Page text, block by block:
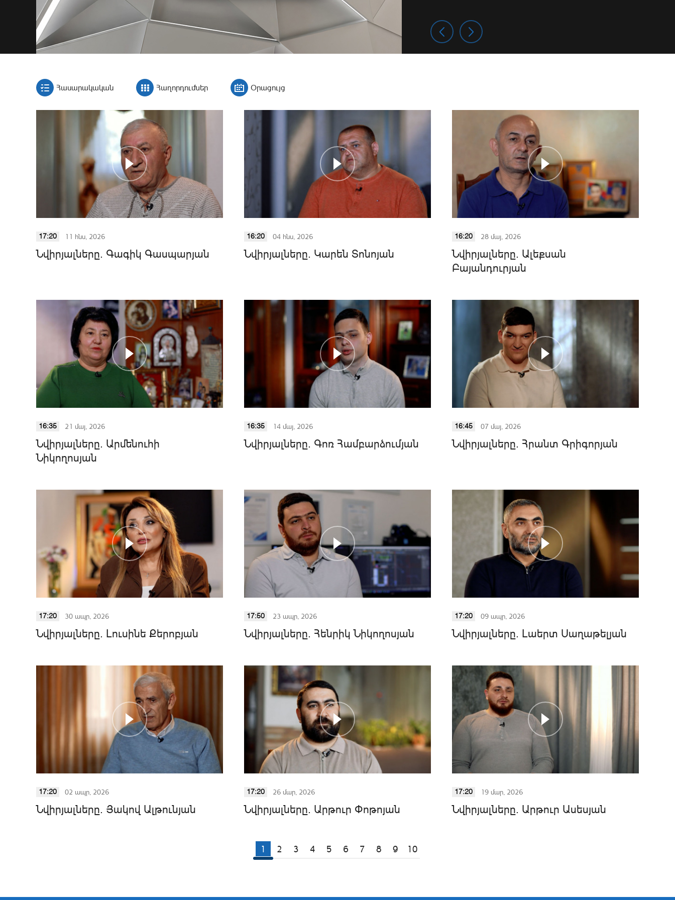
Հասարակական Հաղորդումներ Օրացույց
17:20 11 հնս, 2026
Նվիրյալները. Գագիկ Գասպարյան
16:20 04 հնս, 2026
Նվիրյալները. Կարեն Տոնոյան
16:20 28 մայ, 2026
Նվիրյալները. Ալեքսան
Բայանդուրյան
16:35 21 մայ, 2026
Նվիրյալները. Արմենուհի
Նիկողոսյան
16:35 14 մայ, 2026
Նվիրյալները. Գոռ Համբարձումյան
16:45 07 մայ, 2026
Նվիրյալները. Հրանտ Գրիգորյան
17:20 30 ապր, 2026
Նվիրյալները. Լուսինե Քերոբյան
17:50 23 ապր, 2026
Նվիրյալները. Հենրիկ Նիկողոսյան
17:20 09 ապր, 2026
Նվիրյալները. Լաերտ Սաղաթելյան
17:20 02 ապր, 2026
Նվիրյալները. Յակով Ալթունյան
17:20 26 մար, 2026
Նվիրյալները. Արթուր Փոթոյան
17:20 19 մար, 2026
Նվիրյալները. Արթուր Ասեսյան
1 2 3 4 5 6 7 8 9 10